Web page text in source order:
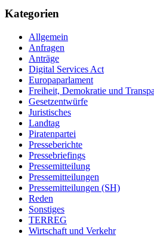
Kategorien
Allgemein
Anfragen
Anträge
Digital Services Act
Europaparlament
Freiheit, Demokratie und
Gesetzentwürfe
Juristisches
Landtag
Piratenpartei
Presseberichte
Pressebriefings
Pressemitteilung
Pressemitteilungen
Pressemitteilungen (SH)
Reden
Sonstiges
TERREG
Wirtschaft und Verkehr